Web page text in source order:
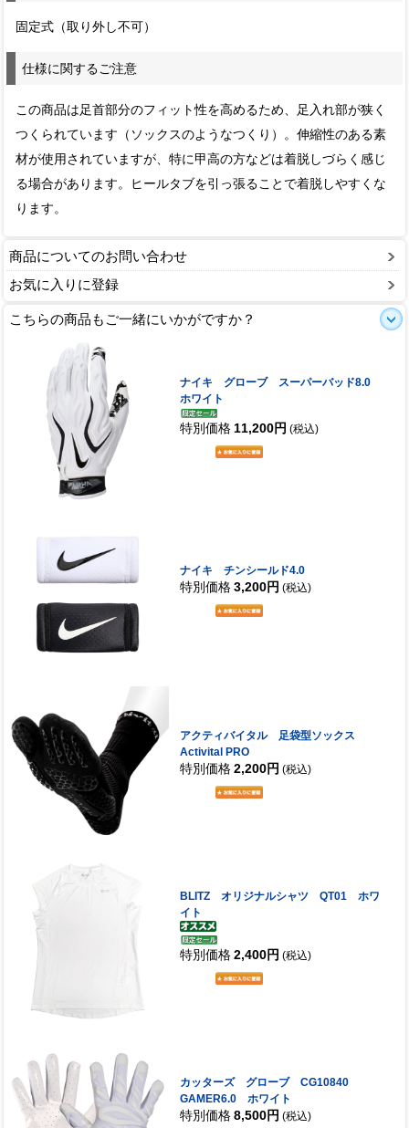
固定式（取り外し不可）
仕様に関するご注意
この商品は足首部分のフィット性を高めるため、足入れ部が狭く
つくられています（ソックスのようなつくり）。伸縮性のある素
材が使用されていますが、特に甲高の方などは着脱しづらく感じ
る場合があります。ヒールタブを引っ張ることで着脱しやすくな
ります。
商品についてのお問い合わせ
お気に入りに登録
こちらの商品もご一緒にいかがですか？
ナイキ グローブ スーパーバッド8.0
ホワイト
特別価格 11,200円 (税込)
ナイキ チンシールド4.0
特別価格 3,200円 (税込)
アクティバイタル 足袋型ソックス
Activital PRO
特別価格 2,200円 (税込)
BLITZ オリジナルシャツ QT01 ホワ
イト
特別価格 2,400円 (税込)
カッターズ グローブ CG10840
GAMER6.0 ホワイト
特別価格 8,500円 (税込)